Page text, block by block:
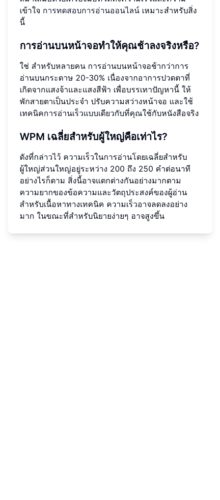
เข้าใจ การทดสอบการอ่านออนไลน์ เหมาะสำหรับสิ่ง
นี้
การอ่านบนหน้าจอทำให้คุณช้าลงจริงหรือ?
ใช่ สำหรับหลายคน การอ่านบนหน้าจอช้ากว่าการ
อ่านบนกระดาษ 20-30% เนื่องจากอาการปวดตาที่
เกิดจากแสงจ้าและแสงสีฟ้า เพื่อบรรเทาปัญหานี้ ให้
พักสายตาเป็นประจำ ปรับความสว่างหน้าจอ และใช้
เทคนิคการอ่านเร็วแบบเดียวกับที่คุณใช้กับหนังสือจริง
WPM เฉลี่ยสำหรับผู้ใหญ่คือเท่าไร?
ดังที่กล่าวไว้ ความเร็วในการอ่านโดยเฉลี่ยสำหรับ
ผู้ใหญ่ส่วนใหญ่อยู่ระหว่าง 200 ถึง 250 คำต่อนาที
อย่างไรก็ตาม สิ่งนี้อาจแตกต่างกันอย่างมากตาม
ความยากของข้อความและวัตถุประสงค์ของผู้อ่าน
สำหรับเนื้อหาทางเทคนิค ความเร็วอาจลดลงอย่าง
มาก ในขณะที่สำหรับนิยายง่ายๆ อาจสูงขึ้น